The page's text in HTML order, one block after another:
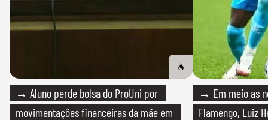
→ Aluno perde bolsa do ProUni por
movimentações financeiras da mãe em
→ Em meio as
Flamengo, Luiz